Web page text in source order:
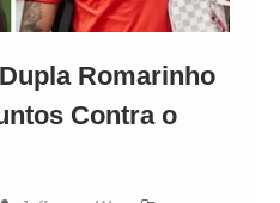
Romarinho
Contra o